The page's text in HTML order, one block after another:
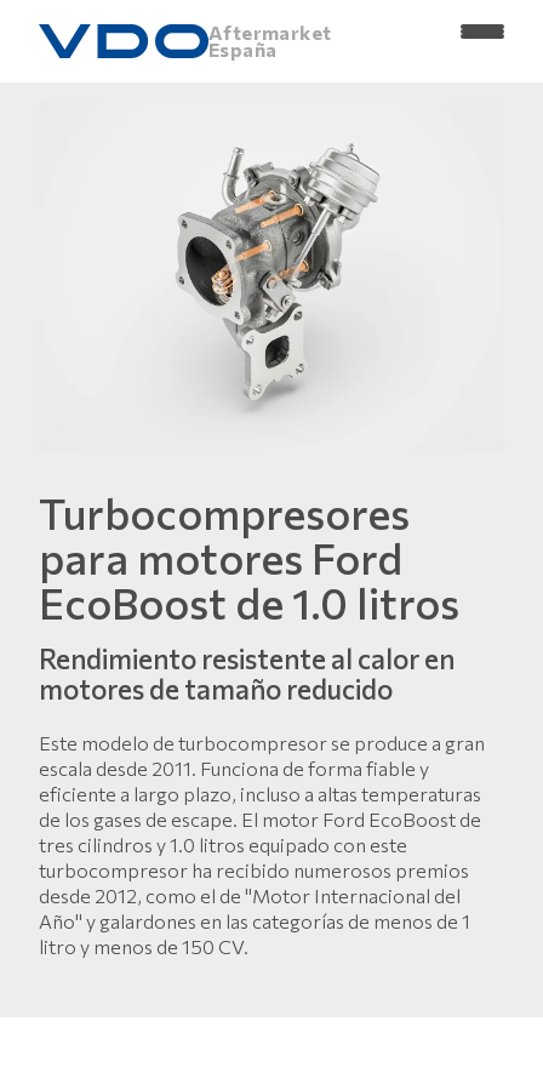
Aftermarket
España
Turbocompresores
para motores Ford
EcoBoost de 1.0 litros
Rendimiento resistente al calor en
motores de tamaño reducido
Este modelo de turbocompresor se produce a gran
escala desde 2011. Funciona de forma fiable y
eficiente a largo plazo, incluso a altas temperaturas
de los gases de escape. El motor Ford EcoBoost de
tres cilindros y 1.0 litros equipado con este
turbocompresor ha recibido numerosos premios
desde 2012, como el de "Motor Internacional del
Año" y galardones en las categorías de menos de 1
litro y menos de 150 CV.